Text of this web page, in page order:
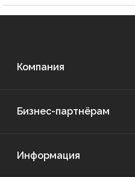
Компания
Бизнес-партнёрам
Информация